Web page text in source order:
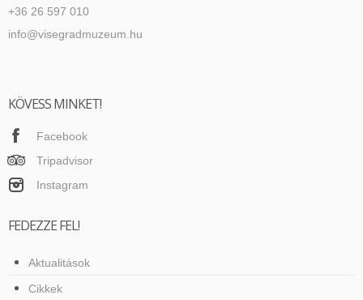
+36 26 597 010
info@visegradmuzeum.hu
KÖVESS MINKET!
Facebook
Tripadvisor
Instagram
FEDEZZE FEL!
Aktualitások
Cikkek